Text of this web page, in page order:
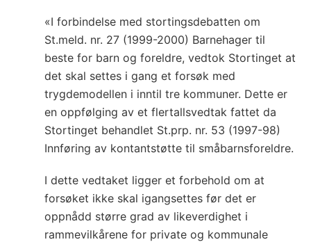
«I forbindelse med stortingsdebatten om
St.meld. nr. 27 (1999-2000) Barnehager til
beste for barn og foreldre, vedtok Stortinget at
det skal settes i gang et forsøk med
trygdemodellen i inntil tre kommuner. Dette er
en oppfølging av et flertallsvedtak fattet da
Stortinget behandlet St.prp. nr. 53 (1997-98)
Innføring av kontantstøtte til småbarnsforeldre.
I dette vedtaket ligger et forbehold om at
forsøket ikke skal igangsettes før det er
oppnådd større grad av likeverdighet i
rammevilkårene for private og kommunale